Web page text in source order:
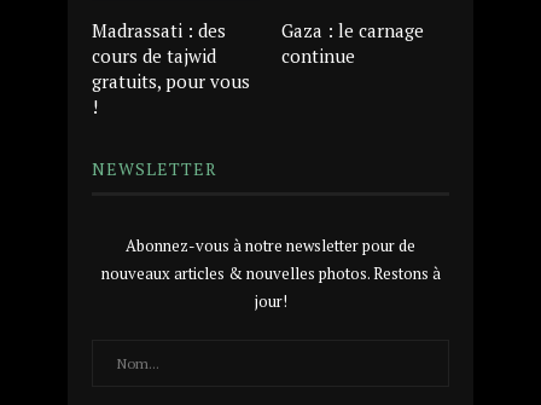
Madrassati : des
cours de tajwid
gratuits, pour vous
!
Gaza : le carnage
continue
NEWSLETTER
Abonnez-vous à notre newsletter pour de
nouveaux articles & nouvelles photos. Restons à
jour!